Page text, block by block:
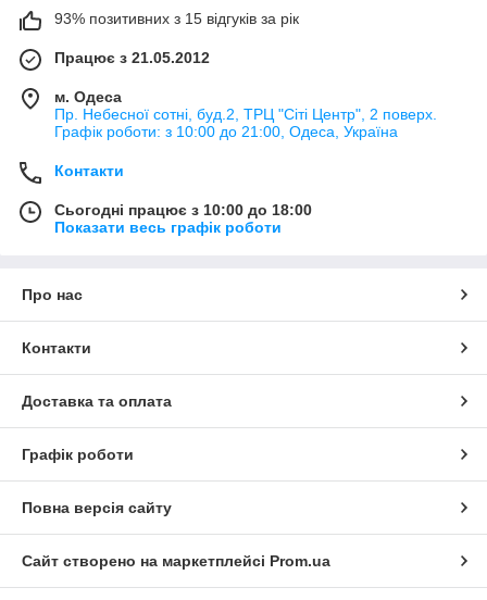
93% позитивних з 15 відгуків за рік
Працює з 21.05.2012
м. Одеса
Пр. Небесної сотні, буд.2, ТРЦ "Сіті Центр", 2 поверх.
Графік роботи: з 10:00 до 21:00, Одеса, Україна
Контакти
Сьогодні працює з 10:00 до 18:00
Показати весь графік роботи
Про нас
Контакти
Доставка та оплата
Графік роботи
Повна версія сайту
Сайт створено на маркетплейсі Prom.ua